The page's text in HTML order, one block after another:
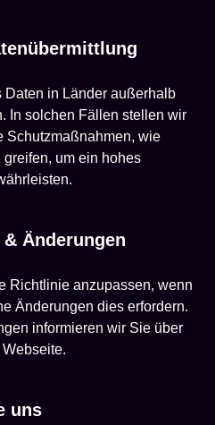
Daten in Länder außerhalb
In solchen Fällen stellen wir
Schutzmaßnahmen, wie
um ein hohes
Änderungen
Richtlinie anzupassen, wenn
Änderungen dies erfordern.
informieren wir Sie über
Webseite.
uns